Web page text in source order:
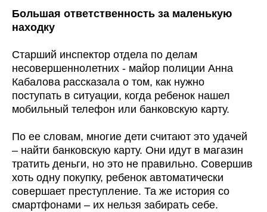
Большая ответственность за маленькую
находку
Старший инспектор отдела по делам
несовершеннолетних - майор полиции Анна
Кабалова рассказала о том, как нужно
поступать в ситуации, когда ребенок нашел
мобильный телефон или банковскую карту.
По ее словам, многие дети считают это удачей
– найти банковскую карту. Они идут в магазин
тратить деньги, но это не правильно. Совершив
хоть одну покупку, ребенок автоматически
совершает преступление. Та же история со
смартфонами – их нельзя забирать себе.